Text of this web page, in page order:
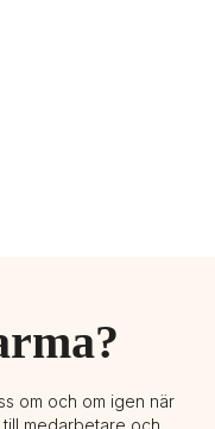
om och om igen när